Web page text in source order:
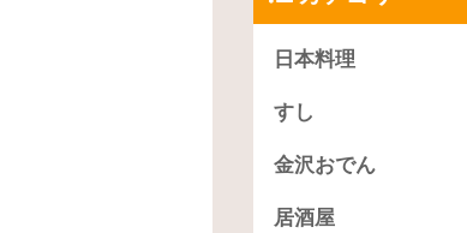
日本料理
すし
金沢おでん
居酒屋